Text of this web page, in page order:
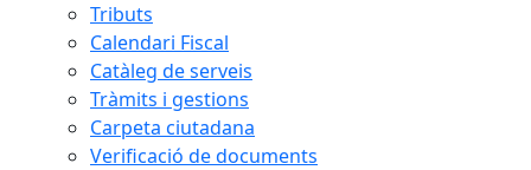
Tributs
Calendari Fiscal
Catàleg de serveis
Tràmits i gestions
Carpeta ciutadana
Verificació de documents